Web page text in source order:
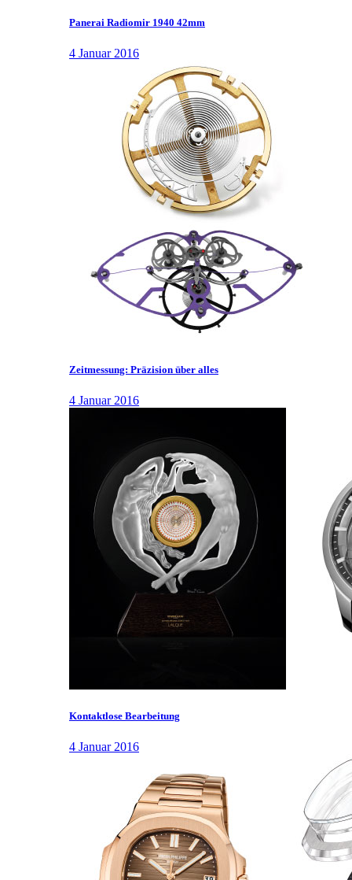
Panerai Radiomir 1940 42mm
4 Januar 2016
Zeitmessung: Präzision über alles
4 Januar 2016
Kontaktlose Bearbeitung
4 Januar 2016